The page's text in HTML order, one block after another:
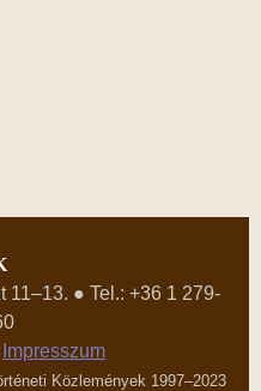
11–13. ● Tel.: +36 1 279-
Impresszum
Közlemények 1997–2023